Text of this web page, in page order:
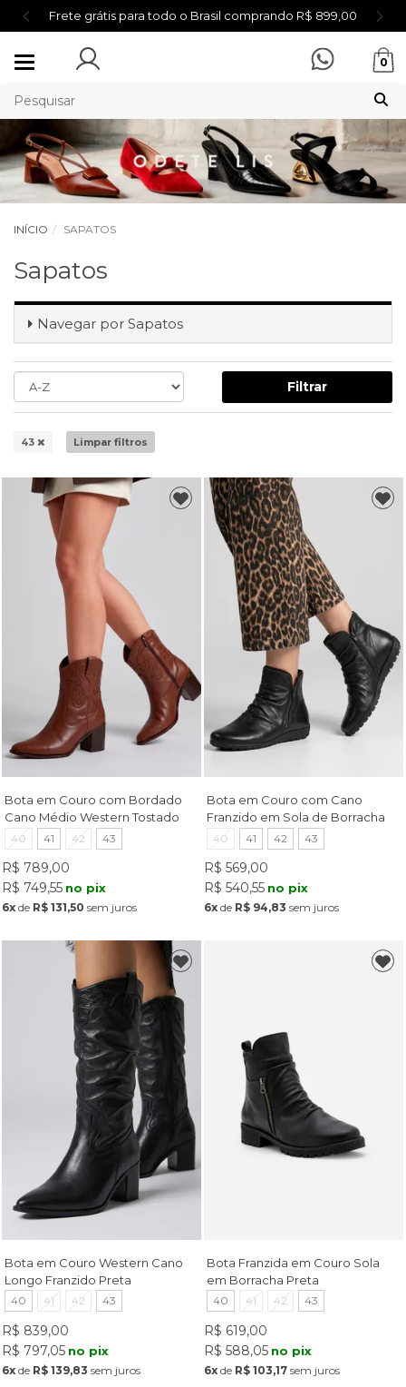
Frete grátis para todo o Brasil comprando R$ 899,00
Mudar
0
INÍCIO SAPATOS
Sapatos
Navegar por Sapatos
Filtrar
43 Limpar filtros
Bota em Couro com Bordado
Cano Médio Western Tostado
40 41 42 43
R$ 789,00
R$ 749,55 no pix
6xde R$ 131,50 sem juros
Bota em Couro com Cano
Franzido em Sola de Borracha
Preto
40 41 42 43
R$ 569,00
R$ 540,55 no pix
6x de R$ 94,83 sem juros
Bota em Couro Western Cano
Longo Franzido Preta
40 41 42 43
R$ 839,00
R$ 797,05 no pix
6xde R$ 139,83 sem juros
Bota Franzida em Couro Sola
em Borracha Preta
40 41 42 43
R$ 619,00
R$ 588,05 no pix
6x de R$ 103,17 sem juros